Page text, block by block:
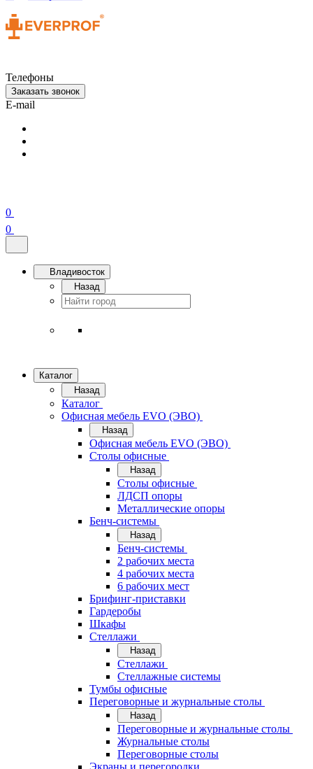
Телефоны
Заказать звонок
E-mail
0
0
Владивосток
Назад
Каталог
Назад
Каталог
Офисная мебель EVO (ЭВО)
Назад
Офисная мебель EVO (ЭВО)
Cтолы офисные
Назад
Cтолы офисные
ЛДСП опоры
Металлические опоры
Бенч-системы
Назад
Бенч-системы
2 рабочих места
4 рабочих места
6 рабочих мест
Брифинг-приставки
Гардеробы
Шкафы
Стеллажи
Назад
Стеллажи
Стеллажные системы
Тумбы офисные
Переговорные и журнальные столы
Назад
Переговорные и журнальные столы
Журнальные столы
Переговорные столы
Экраны и перегородки